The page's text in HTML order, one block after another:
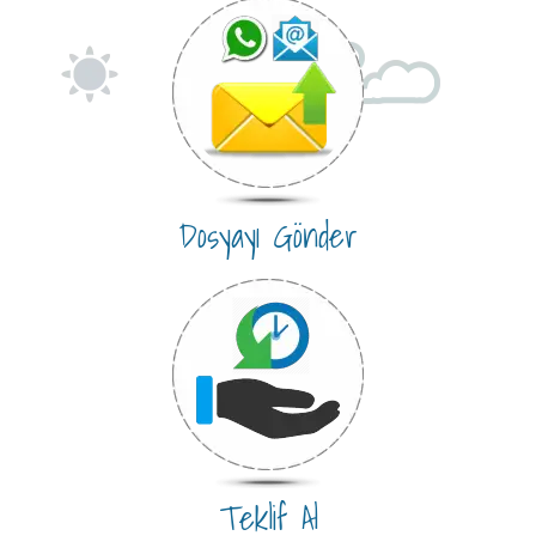
Dosyayı Gönder
Teklif Al